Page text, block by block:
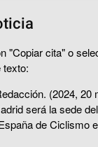
"Copiar cita" o
texto:
(2024, 20
será la sede del
de Ciclismo